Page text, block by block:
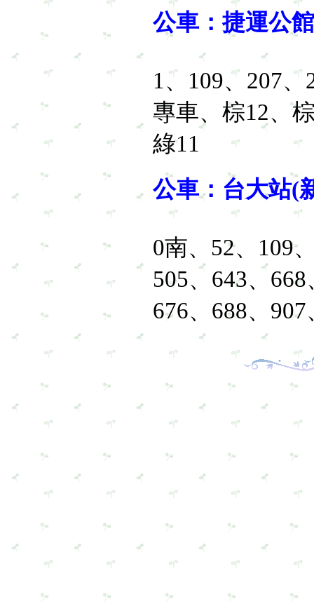
公車：捷運公
1、109、207
專車、棕12、
綠11
公車：台大站(
0南、52、109
505、643、
676、688、